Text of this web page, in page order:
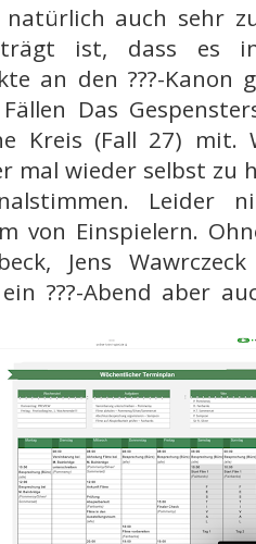
natürlich auch sehr
ist, dass es
an den ???-Kanon
Das
Kreis (Fall 27) mit.
mal wieder selbst zu
Leider
von Einspielern.
Jens
???-Abend aber